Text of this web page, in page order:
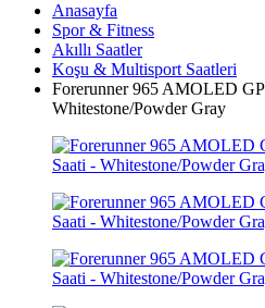
Anasayfa
Spor & Fitness
Akıllı Saatler
Koşu & Multisport Saatleri
Forerunner 965 AMOLED
Whitestone/Powder Gray